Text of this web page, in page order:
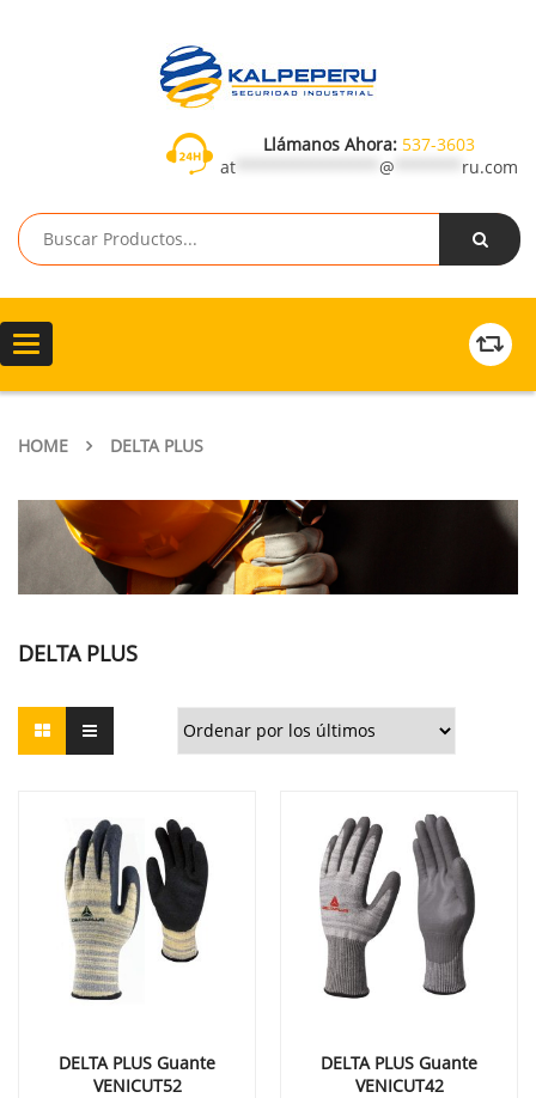
Llámanos Ahora: 537-3603
at
@ ru.com
Toggle
navigation
HOME DELTA PLUS
DELTA PLUS
DELTA PLUS Guante
VENICUT52
DELTA PLUS Guante
VENICUT42